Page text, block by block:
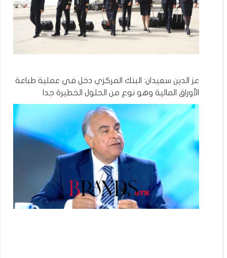
عز الدين سعيدان: البنك المركزي دخل في عملية طباعة
الأوراق المالية وهو نوع من الحلول الخطيرة جدا